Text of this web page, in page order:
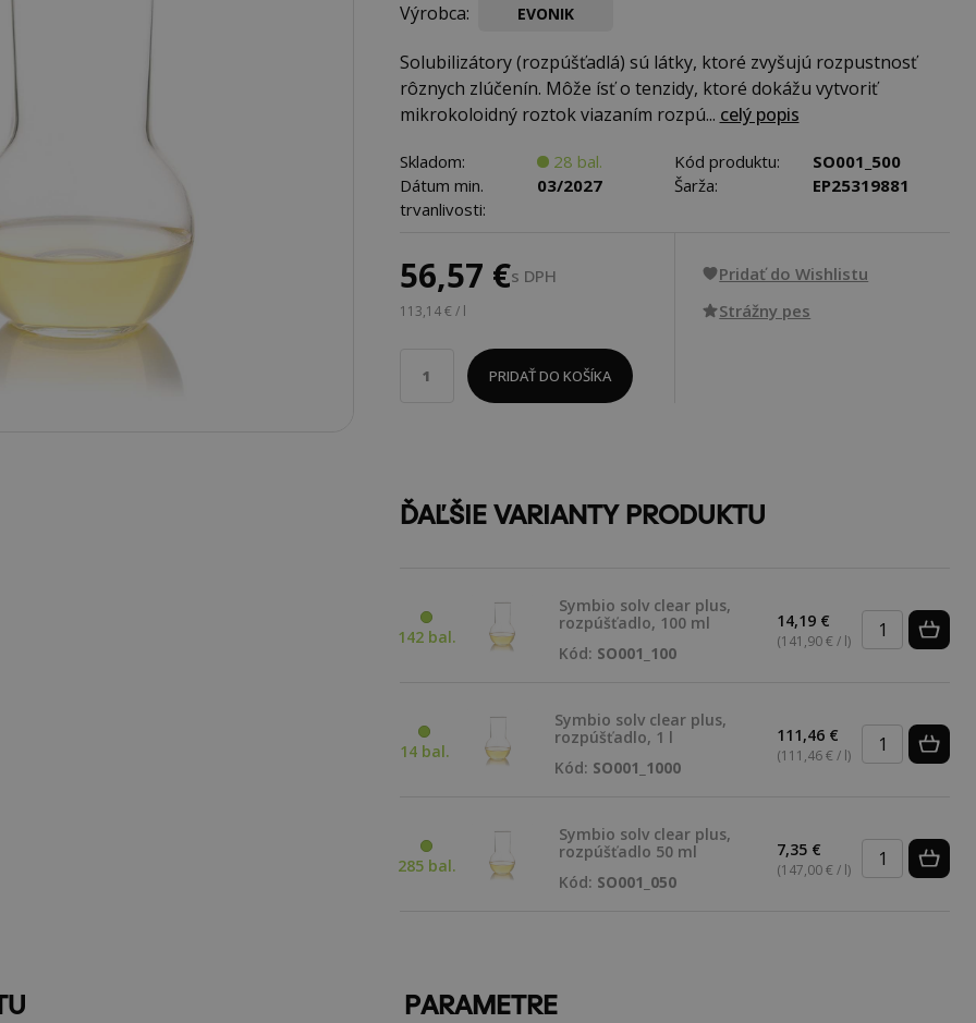
Výrobca: EVONIK
Solubilizátory (rozpúšťadlá) sú látky, ktoré zvyšujú rozpustnosť
rôznych zlúčenín. Môže ísť o tenzidy, ktoré dokážu vytvoriť
mikrokoloidný roztok viazaním rozpú... celý popis
Skladom: 28 bal. Kód produktu:
SO001_500
Dátum min.
trvanlivosti:
03/2027 Šarža: EP25319881
56,57 €s DPH
113,14 € / l
PRIDAŤ DO KOŠÍKA
Pridať do Wishlistu
Strážny pes
ĎAĽŠIE VARIANTY PRODUKTU
142 bal.
Symbio solv clear plus,
rozpúšťadlo, 100 ml
Kód: SO001_100
14,19 €
(141,90 € / l)
14 bal.
Symbio solv clear plus,
rozpúšťadlo, 1 l
Kód: SO001_1000
111,46 €
(111,46 € / l)
285 bal.
Symbio solv clear plus,
rozpúšťadlo 50 ml
Kód: SO001_050
7,35 €
(147,00 € / l)
PARAMETRE